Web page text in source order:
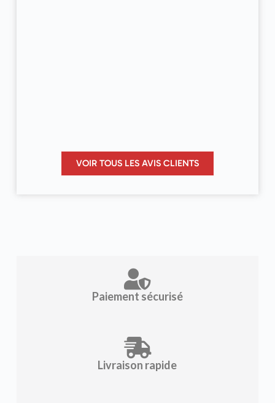
VOIR TOUS LES AVIS CLIENTS
Paiement sécurisé
Livraison rapide